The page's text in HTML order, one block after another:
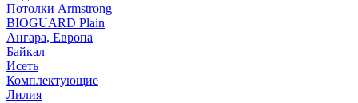
Потолки Armstrong
BIOGUARD Plain
Ангара, Европа
Байкал
Исеть
Комплектующие
Лилия